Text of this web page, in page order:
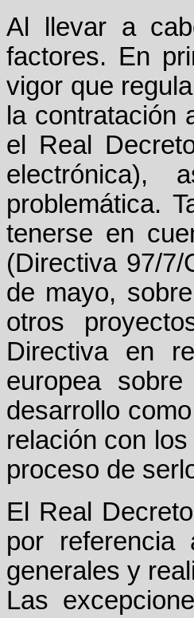
Al llevar a
factores. En
vigor que
la contratación
el Real
electrónica),
problemática.
tenerse en
(Directiva 97/
de mayo,
otros
Directiva en
europea
desarrollo
relación con
proceso de
El Real
por referencia
generales y
Las